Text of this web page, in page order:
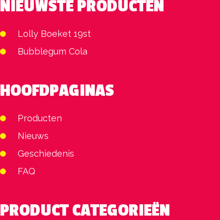
NIEUWSTE PRODUCTEN
Lolly Boeket 19st
Bubblegum Cola
HOOFDPAGINAS
Producten
Nieuws
Geschiedenis
FAQ
PRODUCT CATEGORIEËN